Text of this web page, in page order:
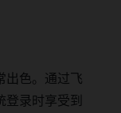
出色。通过飞
录时享受到